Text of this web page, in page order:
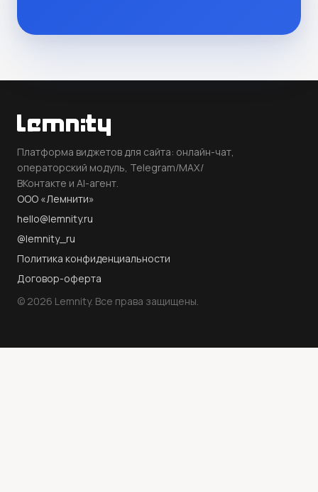
Платформа виджетов для сайта: онлайн-чат,
операторский модуль, Telegram/MAX/
ВКонтакте и AI-агент.
ООО «Лемнити»
hello@lemnity.ru
@lemnity_ru
Политика конфиденциальности
Договор-оферта
© 2026 Lemnity. Все права защищены.